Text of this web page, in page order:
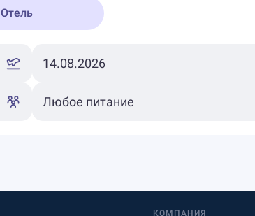
Отель
КОМПАНИЯ